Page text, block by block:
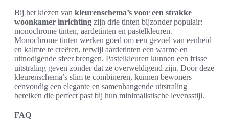
Bij het kiezen van kleurenschema’s voor een strakke
woonkamer inrichting zijn drie tinten bijzonder populair:
monochrome tinten, aardetinten en pastelkleuren.
Monochrome tinten werken goed om een gevoel van eenheid
en kalmte te creëren, terwijl aardetinten een warme en
uitnodigende sfeer brengen. Pastelkleuren kunnen een frisse
uitstraling geven zonder dat ze overweldigend zijn. Door deze
kleurenschema’s slim te combineren, kunnen bewoners
eenvoudig een elegante en samenhangende uitstraling
bereiken die perfect past bij hun minimalistische levensstijl.
FAQ